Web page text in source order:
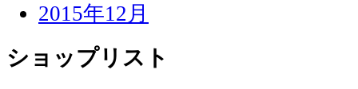
2015年12月
ショップリスト